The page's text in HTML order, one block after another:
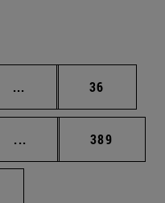
... Páginas intermedias
Página
36
... Páginas intermedias
Página
389